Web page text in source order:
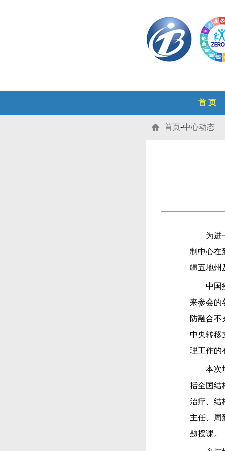
首 页
 首页-中心动态
为进一
制中心在
疆五地州
中国疾
来参会的
防融合不
中央转移
理工作的
本次培
括全国结
治疗、结
主任、周
题授课。